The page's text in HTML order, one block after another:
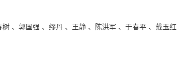
树 、 郭国强 、 缪丹 、 王静 、 陈洪军 、 于春平 、 戴玉红